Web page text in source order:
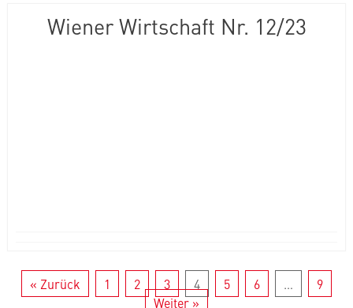
Wiener Wirtschaft Nr. 12/23
« Zurück 1 2 3 4 5 6 …
9
Weiter »